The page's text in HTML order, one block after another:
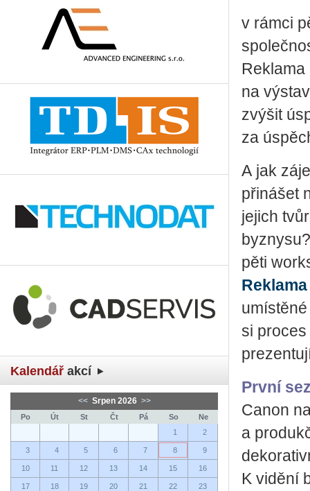
Kalendář akcí
<< Srpen 2026 >>
Po Út St Čt Pá So
Ne
1
2
3 4 5 6 7 8 9
10 11 12 13 14 15 16
17 18 19 20 21 22 23
v rámci
Reklama
na
zvýšit
za
A jak
přinášet
jejich
pěti
si
První
Canon
a
K vidění